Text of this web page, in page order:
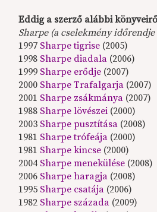
Eddig a szerző alábbi
Sharpe (a cselekmény
1997 Sharpe tigrise (2005)
1998 Sharpe diadala (2006)
1999 Sharpe erődje (2007)
2000 Sharpe Trafalgarja (2007)
2001 Sharpe zsákmánya (2007)
1988 Sharpe lövészei (2000)
2003 Sharpe pusztítása (2008)
1981 Sharpe trófeája (2000)
1981 Sharpe kincse (2000)
2004 Sharpe menekülése (2008)
2006 Sharpe haragja (2008)
1995 Sharpe csatája (2006)
1982 Sharpe százada (2009)